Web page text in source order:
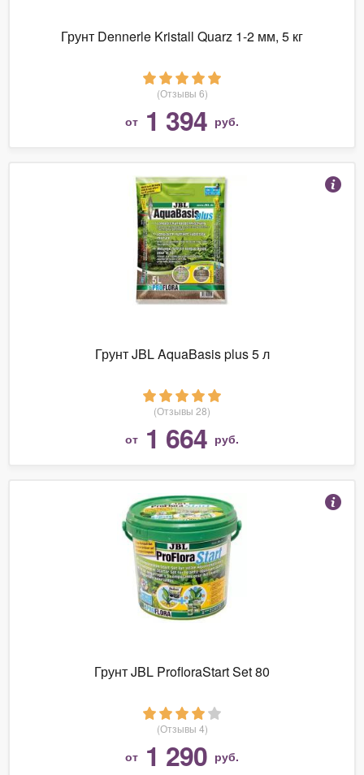
Грунт Dennerle Kristall Quarz 1-2 мм, 5 кг
(Отзывы 6)
от 1 394 руб.
Грунт JBL AquaBasis plus 5 л
(Отзывы 28)
от 1 664 руб.
Грунт JBL ProfloraStart Set 80
(Отзывы 4)
от 1 290 руб.